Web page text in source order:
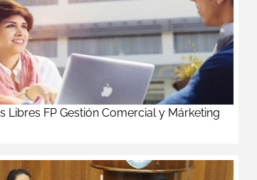
Libres FP Gestión Comercial y Márketing